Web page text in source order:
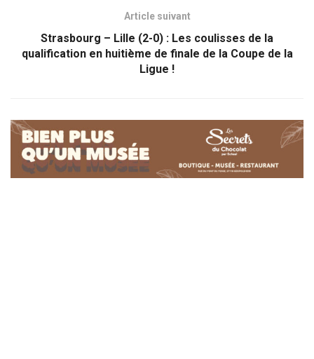
Article suivant
Strasbourg – Lille (2-0) : Les coulisses de la
qualification en huitième de finale de la Coupe de la
Ligue !